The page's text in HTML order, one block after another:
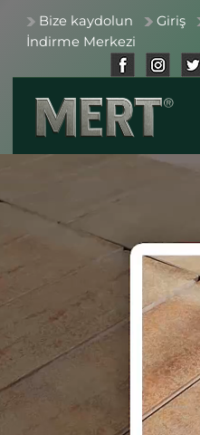
Bize kaydolun Giriş
İndirme Merkezi